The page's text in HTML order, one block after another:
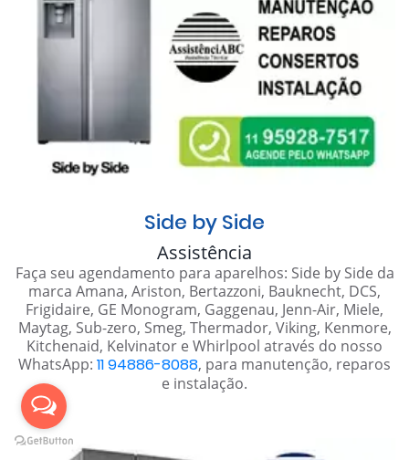
Side by Side
Assistência
Faça seu agendamento para aparelhos: Side by Side da
marca Amana, Ariston, Bertazzoni, Bauknecht, DCS,
Frigidaire, GE Monogram, Gaggenau, Jenn-Air, Miele,
Maytag, Sub-zero, Smeg, Thermador, Viking, Kenmore,
Kitchenaid, Kelvinator e Whirlpool através do nosso
WhatsApp: 11 94886-8088, para manutenção, reparos
e instalação.